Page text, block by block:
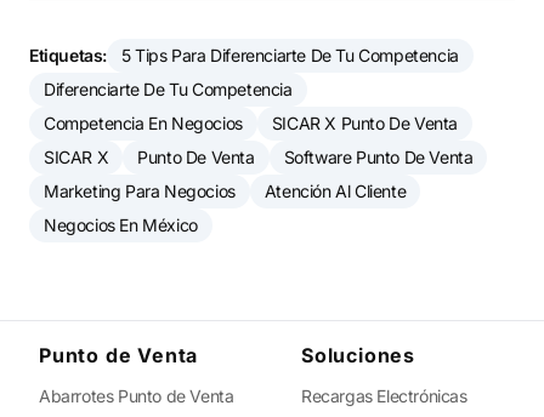
Etiquetas:
5 Tips Para Diferenciarte De Tu Competencia
Diferenciarte De Tu Competencia
Competencia En Negocios
SICAR X Punto De Venta
SICAR X
Punto De Venta
Software Punto De Venta
Marketing Para Negocios
Atención Al Cliente
Negocios En México
Punto de Venta
Abarrotes Punto de Venta
Soluciones
Recargas Electrónicas